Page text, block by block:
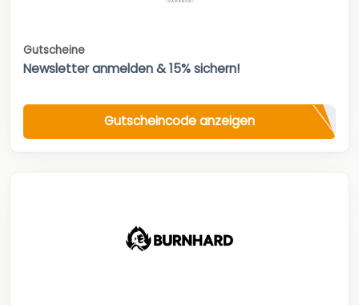
Gutscheine
Newsletter anmelden & 15% sichern!
Gutscheincode anzeigen